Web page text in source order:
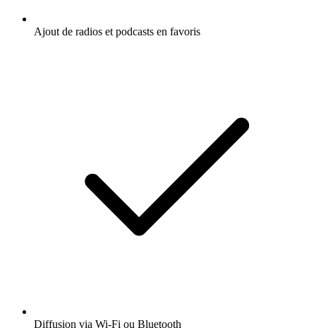
Ajout de radios et podcasts en favoris
Diffusion via Wi-Fi ou Bluetooth